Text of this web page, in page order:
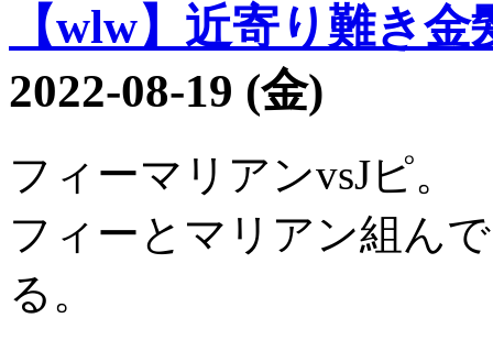
【wlw】近寄り難き
2022-08-19 (金)
フィーマリアンvsJピ。
フィーとマリアン組ん
る。